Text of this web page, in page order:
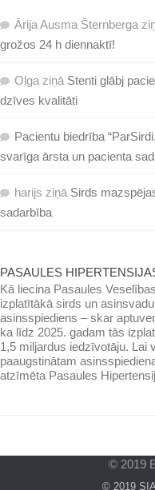
Ārija Ausma Šternberga
grožos 24 h diennaktī!
Olga ziņā Stenti glābj
dzīves kvalitāti
Pacientu biedrība
svarīga ārsta un pacienta
harijs ziņā Sirds
sadarbība
PASAULES
Kā liecina Pasaules
izplatītākā sirds un
asinsspiediens – skar
ka līdz 2025. gadam tās
1,5 miljardus iedzīvotāju. Lai
paaugstinātam
atzīmēta Pasaules
© 2019
© 2019